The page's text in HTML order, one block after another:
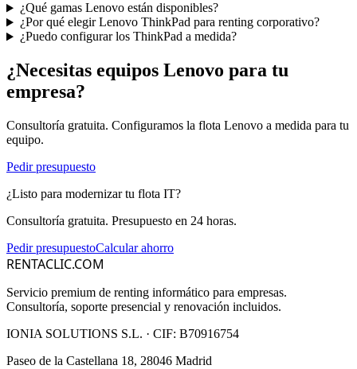
¿Qué gamas Lenovo están disponibles?
¿Por qué elegir Lenovo ThinkPad para renting corporativo?
¿Puedo configurar los ThinkPad a medida?
¿Necesitas equipos Lenovo para tu
empresa?
Consultoría gratuita. Configuramos la flota Lenovo a medida para tu
equipo.
Pedir presupuesto
¿Listo para modernizar tu flota IT?
Consultoría gratuita. Presupuesto en 24 horas.
Pedir presupuestoCalcular ahorro
RENTACLIC.COM
Servicio premium de renting informático para empresas.
Consultoría, soporte presencial y renovación incluidos.
IONIA SOLUTIONS S.L. · CIF: B70916754
Paseo de la Castellana 18, 28046 Madrid